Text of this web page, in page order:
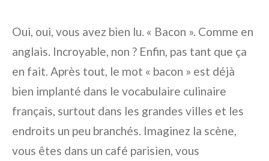
Oui, oui, vous avez bien lu. « Bacon ». Comme en
anglais. Incroyable, non ? Enfin, pas tant que ça
en fait. Après tout, le mot « bacon » est déjà
bien implanté dans le vocabulaire culinaire
français, surtout dans les grandes villes et les
endroits un peu branchés. Imaginez la scène,
vous êtes dans un café parisien, vous